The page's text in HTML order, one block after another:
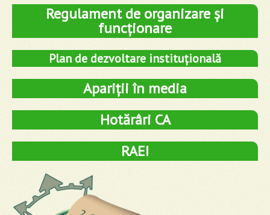
Regulament de organizare și
funcționare
Plan de dezvoltare instituțională
Apariții în media
Hotărâri CA
RAEI